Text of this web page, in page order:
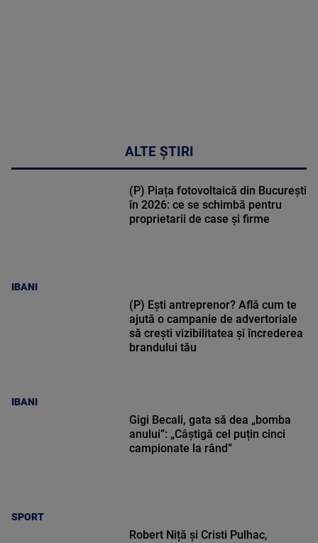
ALTE ȘTIRI
IBANI
(P) Piața fotovoltaică din București
în 2026: ce se schimbă pentru
proprietarii de case și firme
IBANI
(P) Ești antreprenor? Află cum te
ajută o campanie de advertoriale
să crești vizibilitatea și încrederea
brandului tău
SPORT
Gigi Becali, gata să dea „bomba
anului”: „Câștigă cel puțin cinci
campionate la rând”
Robert Niță și Cristi Pulhac,